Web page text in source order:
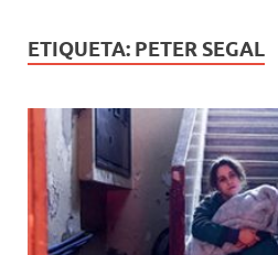
ETIQUETA: PETER SEGAL